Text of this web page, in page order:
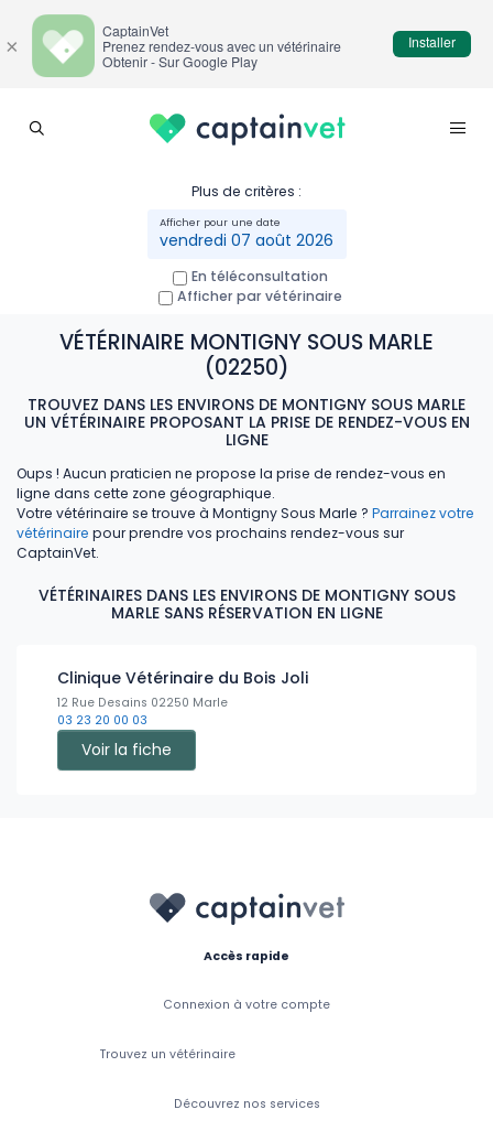
Plus de critères :
vendredi 07 août 2026
En téléconsultation
Afficher par vétérinaire
VÉTÉRINAIRE MONTIGNY SOUS MARLE
(02250)
TROUVEZ DANS LES ENVIRONS DE MONTIGNY SOUS MARLE
UN VÉTÉRINAIRE PROPOSANT LA PRISE DE RENDEZ-VOUS EN
LIGNE
Oups ! Aucun praticien ne propose la prise de rendez-vous en
ligne dans cette zone géographique.
Votre vétérinaire se trouve à Montigny Sous Marle ? Parrainez votre
vétérinaire pour prendre vos prochains rendez-vous sur
CaptainVet.
VÉTÉRINAIRES DANS LES ENVIRONS DE MONTIGNY SOUS
MARLE SANS RÉSERVATION EN LIGNE
Clinique Vétérinaire du Bois Joli
12 Rue Desains 02250 Marle
03 23 20 00 03
Voir la fiche
Accès rapide
Connexion à votre compte
Trouvez un vétérinaire
Découvrez nos services
×
CaptainVet
Prenez rendez-vous avec un vétérinaire
Obtenir - Sur Google Play
Installer